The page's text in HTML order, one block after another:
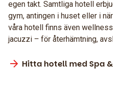
egen takt. Samtliga hotell
gym, antingen i huset eller i
våra hotell finns även
jacuzzi – för återhämtning,
Hitta hotell med Spa